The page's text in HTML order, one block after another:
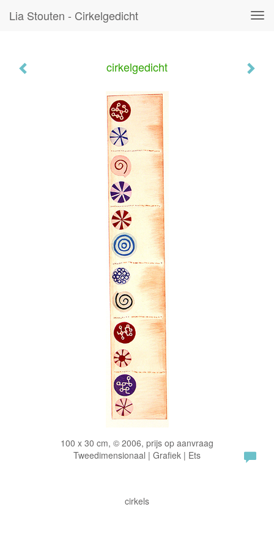
Lia Stouten - Cirkelgedicht
cirkelgedicht
100 x 30 cm, © 2006, prijs op aanvraag
Tweedimensionaal | Grafiek | Ets
cirkels